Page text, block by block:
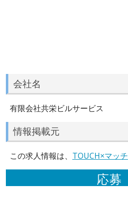
会社名
有限会社共栄ビルサービス
情報掲載元
この求人情報は、 TOUCH×マッチ
応募